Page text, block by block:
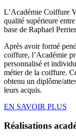
L’Académie Coiffure
qualité supérieure
base de Raphael
Après avoir formé
coiffure, l’Académie
personnalisé et
métier de la coiffure.
obtenu un diplôme/
leurs acquis.
EN SAVOIR PLUS
Réalisations